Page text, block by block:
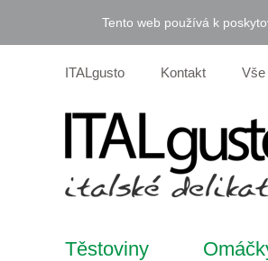
Tento web používá k
ITALgusto Kontakt Vše
Těstoviny